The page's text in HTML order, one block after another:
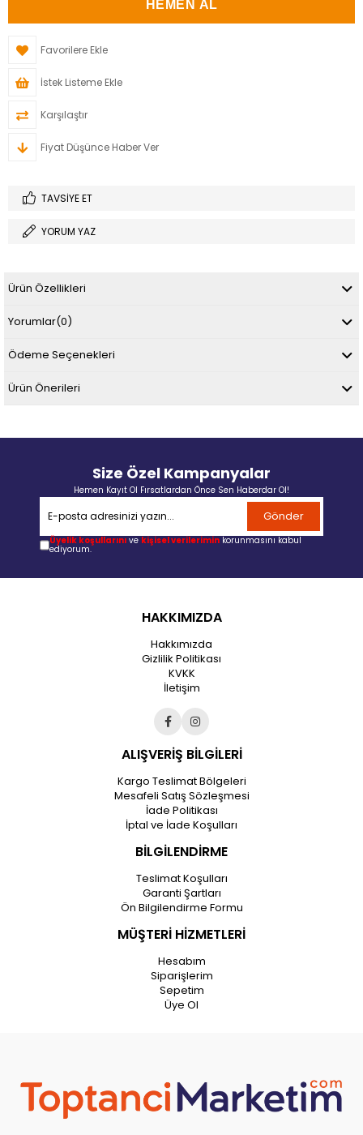
Favorilere Ekle
İstek Listeme Ekle
Karşılaştır
Fiyat Düşünce Haber Ver
TAVSIYE ET
YORUM YAZ
Ürün Özellikleri
Yorumlar(0)
Ödeme Seçenekleri
Ürün Önerileri
Size Özel Kampanyalar
Hemen Kayıt Ol Fırsatlardan Önce Sen Haberdar Ol!
Gönder
Üyelik koşullarını ve kişisel verilerimin korunmasını kabul
ediyorum.
HAKKIMIZDA
Hakkımızda
Gizlilik Politikası
KVKK
İletişim
ALIŞVERİŞ BİLGİLERİ
Kargo Teslimat Bölgeleri
Mesafeli Satış Sözleşmesi
İade Politikası
İptal ve İade Koşulları
BİLGİLENDİRME
Teslimat Koşulları
Garanti Şartları
Ön Bilgilendirme Formu
MÜŞTERİ HİZMETLERİ
Hesabım
Siparişlerim
Sepetim
Üye Ol